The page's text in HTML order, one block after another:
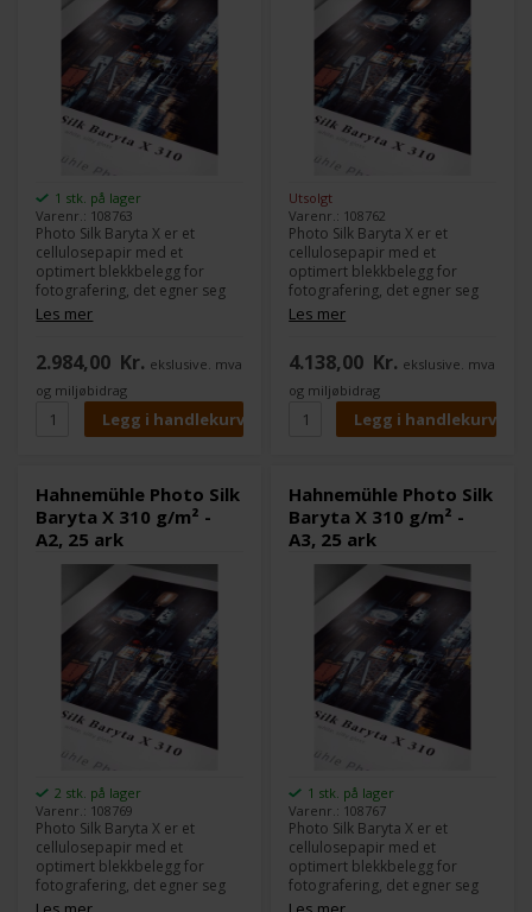
1 stk. på lager
Varenr.: 108763
Photo Silk Baryta X er et
cellulosepapir med et
optimert blekkbelegg for
fotografering, det egner seg
perfekt for foto- og
inntrykk av et tradisjonelt
sølvhalogenid fotopapir.
Les mer
2.984,00 Kr. ekslusive. mva
og miljøbidrag
Utsolgt
Varenr.: 108762
Photo Silk Baryta X er et
cellulosepapir med et
optimert blekkbelegg for
fotografering, det egner seg
perfekt for foto- og
inntrykk av et tradisjonelt
sølvhalogenid fotopapir.
Les mer
4.138,00 Kr. ekslusive. mva
og miljøbidrag
Hahnemühle Photo Silk
Baryta X 310 g/m² -
A2, 25 ark
2 stk. på lager
Varenr.: 108769
Photo Silk Baryta X er et
cellulosepapir med et
optimert blekkbelegg for
fotografering, det egner seg
perfekt for foto- og
Hahnemühle Photo Silk
Baryta X 310 g/m² -
A3, 25 ark
1 stk. på lager
Varenr.: 108767
Photo Silk Baryta X er et
cellulosepapir med et
optimert blekkbelegg for
fotografering, det egner seg
perfekt for foto- og